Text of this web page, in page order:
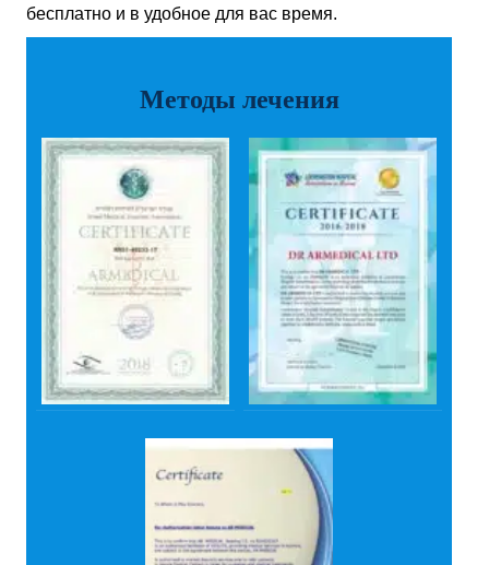
бесплатно и в удобное для вас время.
Методы лечения